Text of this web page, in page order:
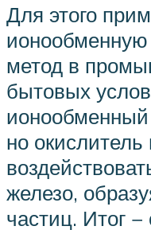
Для этого
метод в
бытовых
но окислитель
железо,
частиц. Итог −